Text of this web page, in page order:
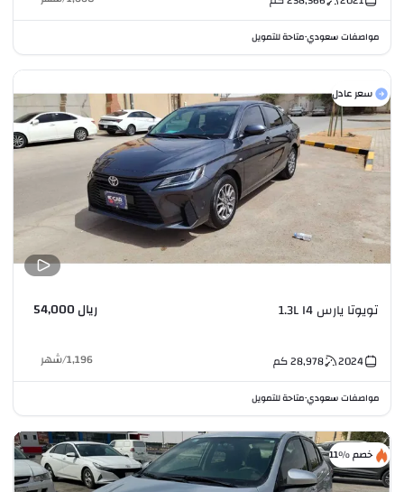
مواصفات سعودي•متاحة للتمويل
سعر عادل
تويوتا يارس 1.3L I4 ريال 54,000
2024
28,978كم 1,196
/شهر
مواصفات سعودي•متاحة للتمويل
خصم %11